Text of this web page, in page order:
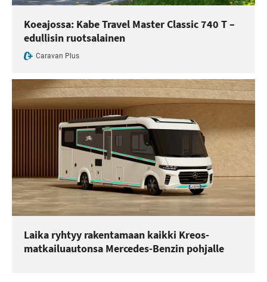
Koeajossa: Kabe Travel Master Classic 740 T –
edullisin ruotsalainen
Caravan Plus
Laika ryhtyy rakentamaan kaikki Kreos-
matkailuautonsa Mercedes-Benzin pohjalle